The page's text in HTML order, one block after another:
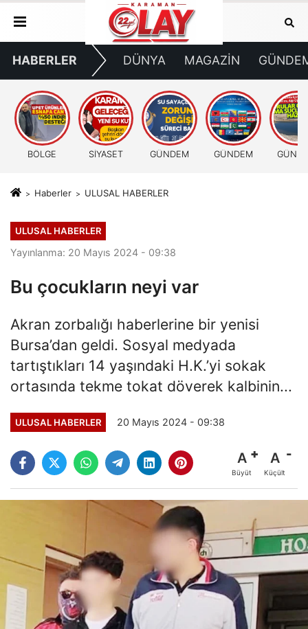
HABERLER DÜNYA MAGAZİN
BÖLGE SİYASET GÜNDEM GÜNDEM
Haberler ULUSAL HABERLER
ULUSAL HABERLER
Yayınlanma: 20 Mayıs 2024 - 09:38
Bu çocukların neyi var
Akran zorbalığı haberlerine bir yenisi
Bursa’dan geldi. Sosyal medyada
tartıştıkları 14 yaşındaki H.K.’yi sokak
ortasında tekme tokat döverek kalbinin...
ULUSAL HABERLER 20 Mayıs 2024 - 09:38
A
Büyüt
A
Küçült